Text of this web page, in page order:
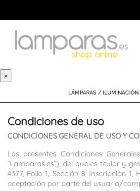
×
LÁMPARAS / ILUMINACIÓN
Condiciones de uso
CONDICIONES GENERAL DE USO Y
Las presentes Condiciones
“Lamparas.es”), del que es titular y
4377, Folio 1, Sección 8, Inscripción
aceptación por parte del usuario/